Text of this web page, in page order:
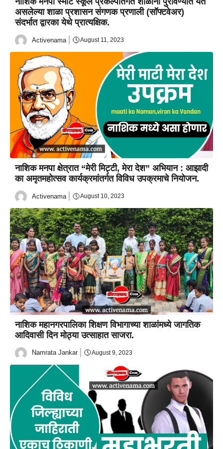
असलेल्या शाळा प्रशासन संगणक प्रणाली (सॉफ्टवेअर)
संदर्भात द्वारका येथे प्रात्यक्षिक.
Activenama August 11, 2023
नाशिक मनपा क्षेत्रात “मेरी मिट्टी, मेरा देश” अभियान : आझादी
का अमृतमहोत्सव कार्यक्रमांतर्गत विविध उपक्रमाचे नियोजन.
Activenama August 10, 2023
नाशिक महानगरपालिका शिक्षण विभागाच्या शाळांमध्ये जागतिक
आदिवासी दिन मोठ्या उत्साहात साजरा.
Namrata Jankar August 9, 2023